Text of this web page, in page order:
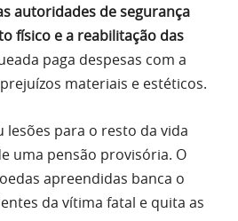
autoridades de segurança
físico e a reabilitação das
paga despesas com a
materiais e estéticos.
lesões para o resto da vida
uma pensão provisória. O
apreendidas banca o
da vítima fatal e quita as